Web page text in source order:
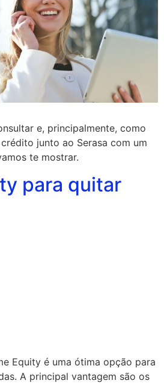
e, principalmente, como
junto ao Serasa com um
te mostrar.
para quitar
Equity é uma ótima opção para
A principal vantagem são os